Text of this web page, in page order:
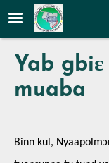
Aller au contenu
Yab
muaba
Binn kul,